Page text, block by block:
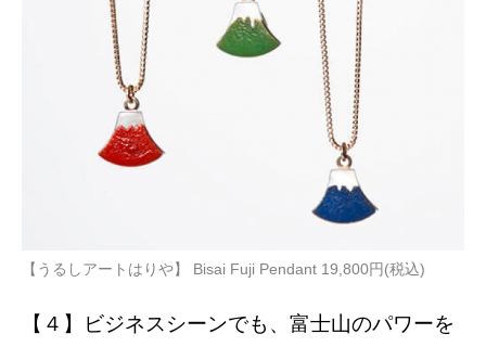
【うるしアートはりや】 Bisai Fuji Pendant 19,800円(税込)
【４】ビジネスシーンでも、富士山のパワーを